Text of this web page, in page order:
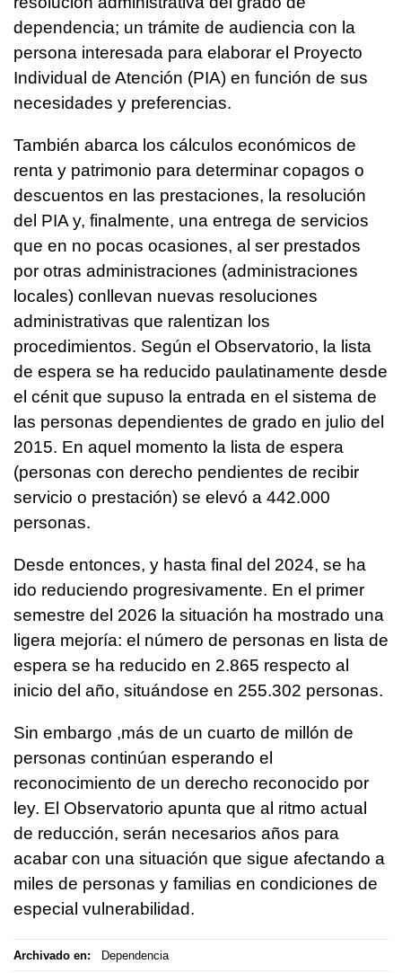
dependencia; un trámite de audiencia con la
persona interesada para elaborar el Proyecto
Individual de Atención (PIA) en función de sus
necesidades y preferencias.
También abarca los cálculos económicos de
renta y patrimonio para determinar copagos o
descuentos en las prestaciones, la resolución
del PIA y, finalmente, una entrega de servicios
que en no pocas ocasiones, al ser prestados
por otras administraciones (administraciones
locales) conllevan nuevas resoluciones
administrativas que ralentizan los
procedimientos. Según el Observatorio, la lista
de espera se ha reducido paulatinamente desde
el cénit que supuso la entrada en el sistema de
las personas dependientes de grado en julio del
2015. En aquel momento la lista de espera
(personas con derecho pendientes de recibir
servicio o prestación) se elevó a 442.000
personas.
Desde entonces, y hasta final del 2024, se ha
ido reduciendo progresivamente. En el primer
semestre del 2026 la situación ha mostrado una
ligera mejoría: el número de personas en lista de
espera se ha reducido en 2.865 respecto al
inicio del año, situándose en 255.302 personas.
Sin embargo ,más de un cuarto de millón de
personas continúan esperando el
reconocimiento de un derecho reconocido por
ley. El Observatorio apunta que al ritmo actual
de reducción, serán necesarios años para
acabar con una situación que sigue afectando a
miles de personas y familias en condiciones de
especial vulnerabilidad.
Archivado en: Dependencia